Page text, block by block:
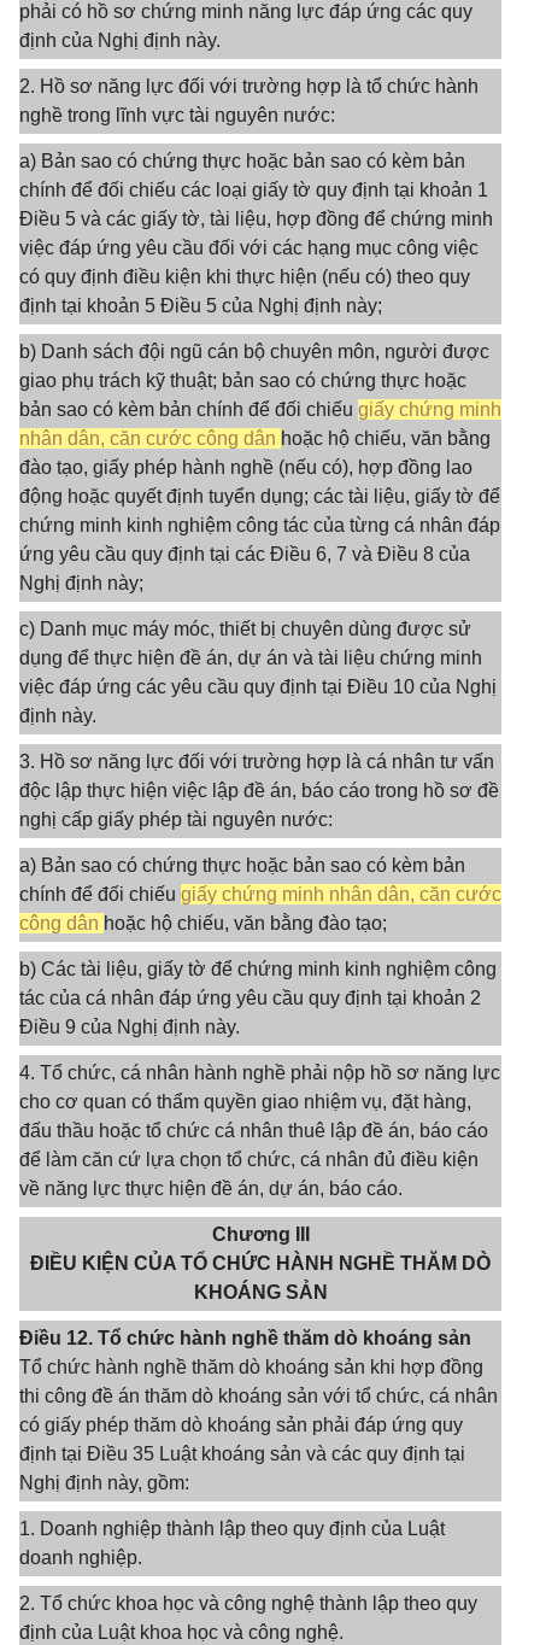
phải có hồ sơ chứng minh năng lực đáp ứng các quy
định của Nghị định này.
2. Hồ sơ năng lực đối với trường hợp là tổ chức hành
nghề trong lĩnh vực tài nguyên nước:
a) Bản sao có chứng thực hoặc bản sao có kèm bản
chính để đối chiếu các loại giấy tờ quy định tại khoản 1
Điều 5 và các giấy tờ, tài liệu, hợp đồng để chứng minh
việc đáp ứng yêu cầu đối với các hạng mục công việc
có quy định điều kiện khi thực hiện (nếu có) theo quy
định tại khoản 5 Điều 5 của Nghị định này;
b) Danh sách đội ngũ cán bộ chuyên môn, người được
giao phụ trách kỹ thuật; bản sao có chứng thực hoặc
bản sao có kèm bản chính để đối chiếu giấy chứng minh
nhân dân, căn cước công dân hoặc hộ chiếu, văn bằng
đào tạo, giấy phép hành nghề (nếu có), hợp đồng lao
động hoặc quyết định tuyển dụng; các tài liệu, giấy tờ để
chứng minh kinh nghiệm công tác của từng cá nhân đáp
ứng yêu cầu quy định tại các Điều 6, 7 và Điều 8 của
Nghị định này;
c) Danh mục máy móc, thiết bị chuyên dùng được sử
dụng để thực hiện đề án, dự án và tài liệu chứng minh
việc đáp ứng các yêu cầu quy định tại Điều 10 của Nghị
định này.
3. Hồ sơ năng lực đối với trường hợp là cá nhân tư vấn
độc lập thực hiện việc lập đề án, báo cáo trong hồ sơ đề
nghị cấp giấy phép tài nguyên nước:
a) Bản sao có chứng thực hoặc bản sao có kèm bản
chính để đối chiếu giấy chứng minh nhân dân, căn cước
công dân hoặc hộ chiếu, văn bằng đào tạo;
b) Các tài liệu, giấy tờ để chứng minh kinh nghiệm công
tác của cá nhân đáp ứng yêu cầu quy định tại khoản 2
Điều 9 của Nghị định này.
4. Tổ chức, cá nhân hành nghề phải nộp hồ sơ năng lực
cho cơ quan có thẩm quyền giao nhiệm vụ, đặt hàng,
đấu thầu hoặc tổ chức cá nhân thuê lập đề án, báo cáo
để làm căn cứ lựa chọn tổ chức, cá nhân đủ điều kiện
về năng lực thực hiện đề án, dự án, báo cáo.
Chương III
ĐIỀU KIỆN CỦA TỔ CHỨC HÀNH NGHỀ THĂM DÒ
KHOÁNG SẢN
Điều 12. Tổ chức hành nghề thăm dò khoáng sản
Tổ chức hành nghề thăm dò khoáng sản khi hợp đồng
thi công đề án thăm dò khoáng sản với tổ chức, cá nhân
có giấy phép thăm dò khoáng sản phải đáp ứng quy
định tại Điều 35 Luật khoáng sản và các quy định tại
Nghị định này, gồm:
1. Doanh nghiệp thành lập theo quy định của Luật
doanh nghiệp.
2. Tổ chức khoa học và công nghệ thành lập theo quy
định của Luật khoa học và công nghệ.